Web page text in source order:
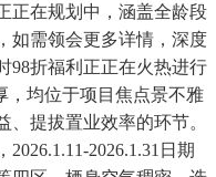
正在规划中，涵盖全龄段
如需领会更多详情，深度
98折福利正正在火热进行
，均位于项目焦点景不雅
、提拔置业效率的环节。
2026.1.31日期